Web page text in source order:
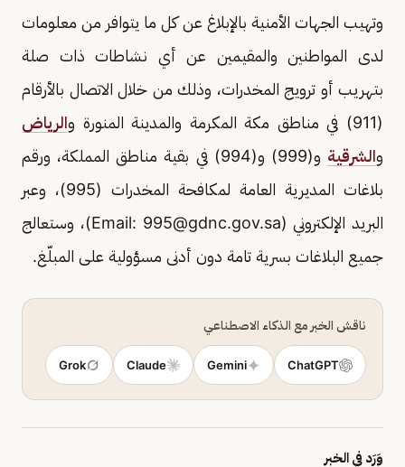
‏‎وتهيب الجهات الأمنية بالإبلاغ عن كل ما يتوافر من معلومات
لدى المواطنين والمقيمين عن أي نشاطات ذات صلة
بتهريب أو ترويج المخدرات، وذلك من خلال الاتصال بالأرقام
(911) في مناطق مكة المكرمة والمدينة المنورة و
الرياض
والشرقية
و(999) و(994) في بقية مناطق المملكة، ورقم
بلاغات المديرية العامة لمكافحة المخدرات (995)، وعبر
البريد الإلكتروني (Email:995@gdnc.gov.sa
)، وستعالج
جميع البلاغات بسرية تامة دون أدنى مسؤولية على المبلّغ.
ناقش الخبر مع الذكاء الاصطناعي
ChatGPT
Gemini
Claude
Grok
وَرَد في الخبر